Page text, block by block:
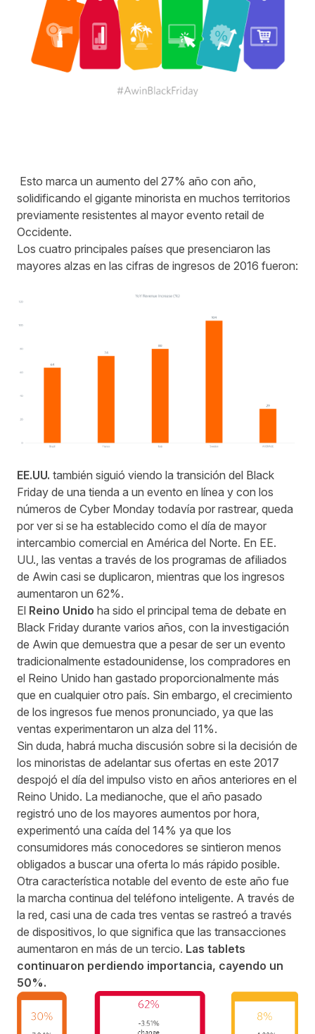
Esto marca un aumento del 27% año con año,
solidificando el gigante minorista en muchos territorios
previamente resistentes al mayor evento retail de
Occidente.
Los cuatro principales países que presenciaron las
mayores alzas en las cifras de ingresos de 2016 fueron:
EE.UU. también siguió viendo la transición del Black
Friday de una tienda a un evento en línea y con los
números de Cyber Monday todavía por rastrear, queda
por ver si se ha establecido como el día de mayor
intercambio comercial en América del Norte. En EE.
UU., las ventas a través de los programas de afiliados
de Awin casi se duplicaron, mientras que los ingresos
aumentaron un 62%.
El Reino Unido ha sido el principal tema de debate en
Black Friday durante varios años, con la investigación
de Awin que demuestra que a pesar de ser un evento
tradicionalmente estadounidense, los compradores en
el Reino Unido han gastado proporcionalmente más
que en cualquier otro país. Sin embargo, el crecimiento
de los ingresos fue menos pronunciado, ya que las
ventas experimentaron un alza del 11%.
Sin duda, habrá mucha discusión sobre si la decisión de
los minoristas de adelantar sus ofertas en este 2017
despojó el día del impulso visto en años anteriores en el
Reino Unido. La medianoche, que el año pasado
registró uno de los mayores aumentos por hora,
experimentó una caída del 14% ya que los
consumidores más conocedores se sintieron menos
obligados a buscar una oferta lo más rápido posible.
Otra característica notable del evento de este año fue
la marcha continua del teléfono inteligente. A través de
la red, casi una de cada tres ventas se rastreó a través
de dispositivos, lo que significa que las transacciones
aumentaron en más de un tercio. Las tablets
continuaron perdiendo importancia, cayendo un
50%.